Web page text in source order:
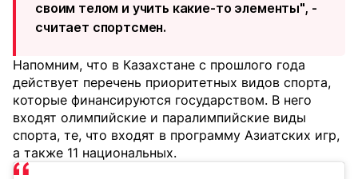
своим телом и учить какие-то элементы", -
считает спортсмен.
Напомним, что в Казахстане с прошлого года
действует перечень приоритетных видов спорта,
которые финансируются государством. В него
входят олимпийские и паралимпийские виды
спорта, те, что входят в программу Азиатских игр,
а также 11 национальных.